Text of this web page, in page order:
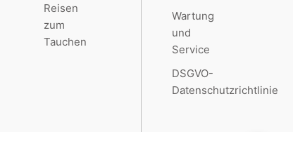
Reisen
zum
Tauchen
Wartung
und
Service
DSGVO-
Datenschutzrichtlinie